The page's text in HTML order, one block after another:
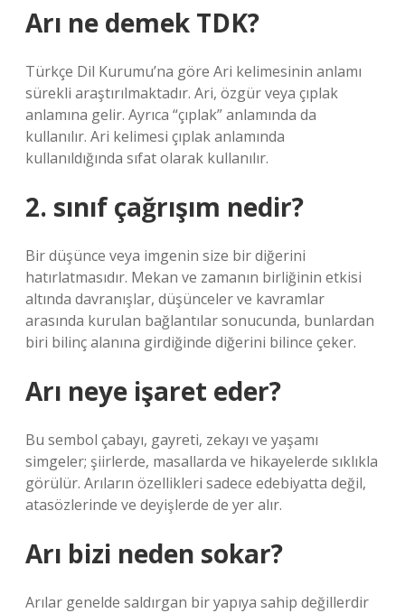
Arı ne demek TDK?
Türkçe Dil Kurumu’na göre Ari kelimesinin anlamı
sürekli araştırılmaktadır. Ari, özgür veya çıplak
anlamına gelir. Ayrıca “çıplak” anlamında da
kullanılır. Ari kelimesi çıplak anlamında
kullanıldığında sıfat olarak kullanılır.
2. sınıf çağrışım nedir?
Bir düşünce veya imgenin size bir diğerini
hatırlatmasıdır. Mekan ve zamanın birliğinin etkisi
altında davranışlar, düşünceler ve kavramlar
arasında kurulan bağlantılar sonucunda, bunlardan
biri bilinç alanına girdiğinde diğerini bilince çeker.
Arı neye işaret eder?
Bu sembol çabayı, gayreti, zekayı ve yaşamı
simgeler; şiirlerde, masallarda ve hikayelerde sıklıkla
görülür. Arıların özellikleri sadece edebiyatta değil,
atasözlerinde ve deyişlerde de yer alır.
Arı bizi neden sokar?
Arılar genelde saldırgan bir yapıya sahip değillerdir